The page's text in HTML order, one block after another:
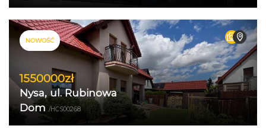
NOWOŚĆ
1550000zł
Nysa, ul. Rubinowa
Dom /HCS00268